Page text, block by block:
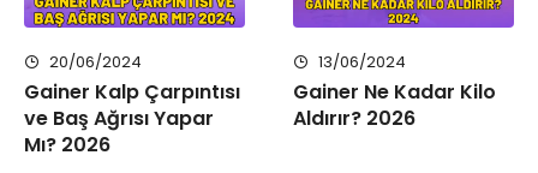
20/06/2024
Gainer Kalp Çarpıntısı
ve Baş Ağrısı Yapar
Mı? 2026
13/06/2024
Gainer Ne Kadar Kilo
Aldırır? 2026